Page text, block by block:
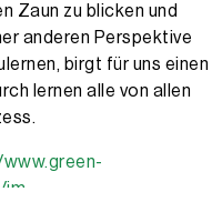
Zaun zu blicken und
anderen Perspektive
birgt für uns einen
lernen alle von allen